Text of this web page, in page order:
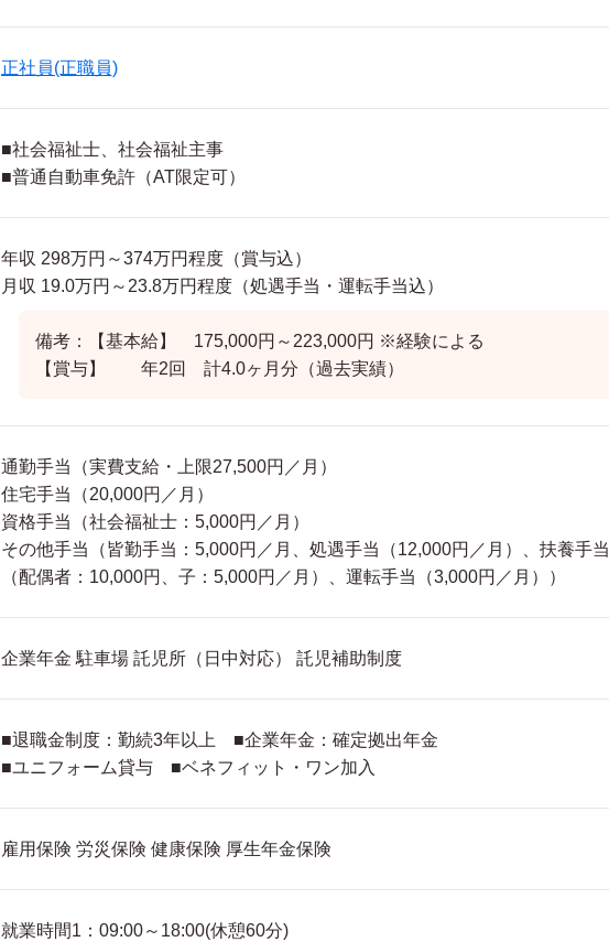
正社員(正職員)
■社会福祉士、社会福祉主事
■普通自動車免許（AT限定可）
年収 298万円～374万円程度（賞与込）
月収 19.0万円～23.8万円程度（処遇手当・運転手当込）
備考：【基本給】 175,000円～223,000円 ※経験による
【賞与】 年2回 計4.0ヶ月分（過去実績）
通勤手当（実費支給・上限27,500円／月）
住宅手当（20,000円／月）
資格手当（社会福祉士：5,000円／月）
その他手当（皆勤手当：5,000円／月、処遇手当（12,000円／月）、扶養手当
（配偶者：10,000円、子：5,000円／月）、運転手当（3,000円／月））
企業年金 駐車場 託児所（日中対応） 託児補助制度
■退職金制度：勤続3年以上 ■企業年金：確定拠出年金
■ユニフォーム貸与 ■ベネフィット・ワン加入
雇用保険 労災保険 健康保険 厚生年金保険
就業時間1：09:00～18:00(休憩60分)